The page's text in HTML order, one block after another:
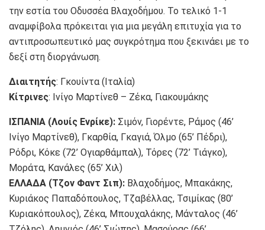
την εστία του Οδυσσέα Βλαχοδήμου. Το τελικό 1-1
αναμφίβολα πρόκειται για μια μεγάλη επιτυχία για το
αντιπροσωπευτικό μας συγκρότημα που ξεκινάει με το
δεξί στη διοργάνωση.
Διαιτητής: Γκουίντα (Ιταλία)
Kίτρινες: Ινίγο Μαρτίνεθ – Ζέκα, Γιακουμάκης
ΙΣΠΑΝΙΑ (Λουίς Ενρίκε): Σιμόν, Γιορέντε, Ράμος (46’
Ινίγο Μαρτίνεθ), Γκαρθία, Γκαγιά, Όλμο (65’ Πέδρι),
Ρόδρι, Κόκε (72’ Ογιαρθάμπαλ), Τόρες (72’ Τιάγκο),
Μοράτα, Κανάλες (65’ Χιλ)
ΕΛΛΑΔΑ (Τζον Φαντ Σιπ): Βλαχοδήμος, Μπακάκης,
Κυριάκος Παπαδόπουλος, Τζαβέλλας, Τσιμίκας (80’
Κυριακόπουλος), Ζέκα, Μπουχαλάκης, Μάνταλος (46’